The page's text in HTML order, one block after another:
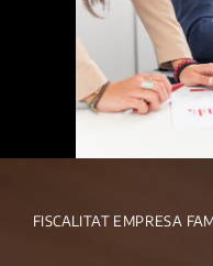
FISCALITAT EMPRESA